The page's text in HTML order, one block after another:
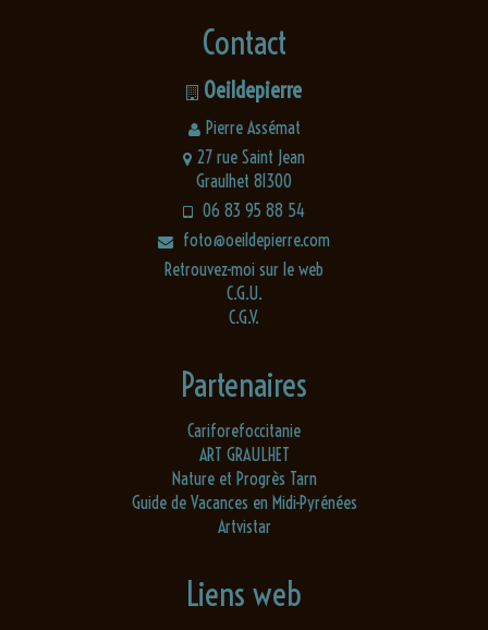
Contact
Oeildepierre
Pierre Assémat
27 rue Saint Jean
Graulhet 81300
06 83 95 88 54
foto@oeildepierre.com
Retrouvez-moi sur le web
C.G.U.
C.G.V.
Partenaires
Cariforefoccitanie
ART GRAULHET
Nature et Progrès Tarn
Guide de Vacances en Midi-Pyrénées
Artvistar
Liens web